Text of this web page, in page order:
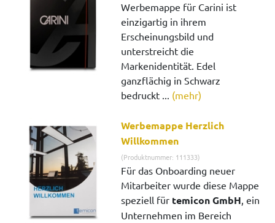
Werbemappe für Carini ist
einzigartig in ihrem
Erscheinungsbild und
unterstreicht die
Markenidentität. Edel
ganzflächig in Schwarz
bedruckt ... (mehr)
Werbemappe Herzlich
Willkommen
(Produktnummer: 111333)
Für das Onboarding neuer
Mitarbeiter wurde diese Mappe
speziell für temicon GmbH, ein
Unternehmen im Bereich